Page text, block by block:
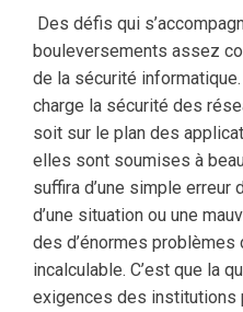
Des défis qui
bouleversements assez
de la sécurité
charge la sécurité des
soit sur le plan des
elles sont soumises à
suffira d’une simple erreur
d’une situation ou une
des d’énormes problèmes
incalculable. C’est que la
exigences des institutions